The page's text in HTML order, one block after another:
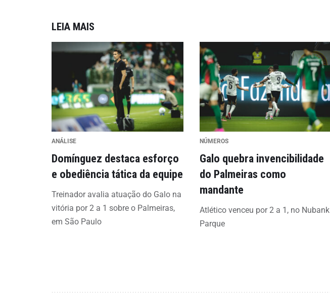
LEIA MAIS
ANÁLISE
Domínguez destaca esforço
e obediência tática da equipe
Treinador avalia atuação do Galo na
vitória por 2 a 1 sobre o Palmeiras,
em São Paulo
NÚMEROS
Galo quebra invencibilidade
do Palmeiras como
mandante
Atlético venceu por 2 a 1, no Nubank
Parque